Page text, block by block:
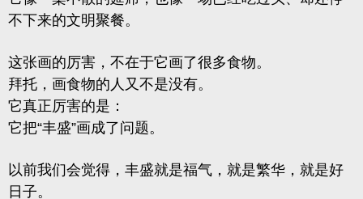
不下来的文明聚餐。
这张画的厉害，不在于它画了很多食物。
拜托，画食物的人又不是没有。
它真正厉害的是：
它把“丰盛”画成了问题。
以前我们会觉得，丰盛就是福气，就是繁华，就是好
日子。